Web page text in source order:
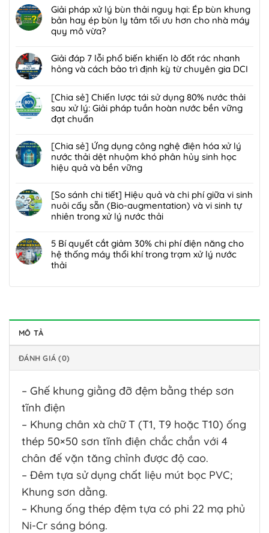
sẻ]
Ứng
dụng
nghệ
bức
xạ
hóa
trong
xử
nước
thải
và
chất
nguy
hại:
Giải
đột
phá
bền
vững
có
bình
luận
ở
pháp]
Công
Biofilter
kết
hợp
màng
Xử
lý
mùi
trạm
trung
chuyển
rác
quả,
đạt
chuẩn
Giải pháp xử lý bùn thải nguy hại: Ép bùn khung
bản hay ép bùn ly tâm tối ưu hơn cho nhà máy
quy mô vừa?
có
bình
luận
Giải
pháp
xử
bùn
thải
nguy
hại:
bùn
khung
bản
ép
bùn
ly
tâm
quy
mô
vừa?
Giải đáp 7 lỗi phổ biến khiến lò đốt rác nhanh
hỏng và cách bảo trì định kỳ từ chuyên gia DCI
có
bình
luận
ở
đáp
7
lỗi
biến
khiến
lò
đốt
nhanh
hỏng
và
bảo
kỳ
chuyên
gia
DCI
[Chia sẻ] Chiến lược tái sử dụng 80% nước thải
sau xử lý: Giải pháp tuần hoàn nước bền vững
đạt chuẩn
có
bình
luận
sẻ]
Chiến
lược
sử
dụng
80%
nước
thải
tuần
hoàn
nước
vững
đạt
chuẩn
[Chia sẻ] Ứng dụng công nghệ điện hóa xử lý
nước thải dệt nhuộm khó phân hủy sinh học
hiệu quả và bền vững
có
bình
luận
sẻ]
Ứng
dụng
nghệ
xử
nước
thải
dệt
khó
phân
hủy
học
hiệu
quả
và
bền
vững
[So sánh chi tiết] Hiệu quả và chi phí giữa vi sinh
nuôi cấy sẵn (Bio-augmentation) và vi sinh tự
nhiên trong xử lý nước thải
có
bình
luận
[So
và
chi
phí
vi
sinh
nuôi
cấy
sẵn
(Bio-
augmentation)
vi
sinh
tự
nhiên
trong
5 Bí quyết cắt giảm 30% chi phí điện năng cho
hệ thống máy thổi khí trong trạm xử lý nước
thải
có
ở
Bí
quyết
cắt
30%
chi
phí
năng
cho
hệ
thống
máy
thổi
khí
trong
trạm
xử
MÔ TẢ
ĐÁNH GIÁ (0)
– Ghế khung giằng đỡ đệm bằng thép sơn
tĩnh điện
– Khung chân xà chữ T (T1, T9 hoặc T10) ống
thép 50×50 sơn tĩnh điện chắc chắn với 4
chân đế vặn tăng chỉnh được độ cao.
– Đêm tựa sử dụng chất liệu mút bọc PVC;
Khung sơn dằng.
– Khung ống thép đệm tựa có phi 22 mạ phủ
Ni-Cr sáng bóng.